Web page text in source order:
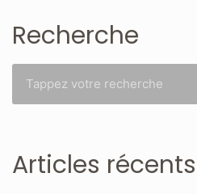
Recherche
Articles récents